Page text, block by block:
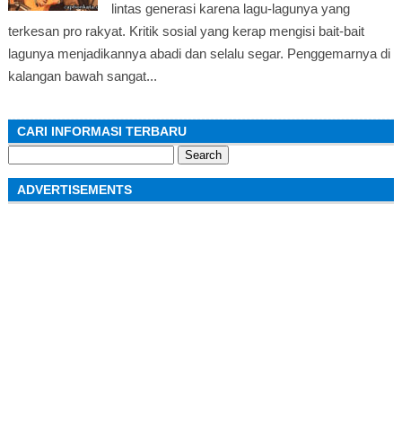
lintas generasi karena lagu-lagunya yang
terkesan pro rakyat. Kritik sosial yang kerap mengisi bait-bait
lagunya menjadikannya abadi dan selalu segar. Penggemarnya di
kalangan bawah sangat...
CARI INFORMASI TERBARU
for:
ADVERTISEMENTS